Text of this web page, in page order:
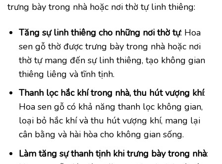
trưng bày trong nhà hoặc nơi thờ tự linh thiêng:
Tăng sự linh thiêng cho những nơi thờ tự: Hoa
sen gỗ thờ được trưng bày trong nhà hoặc nơi
thờ tự mang đến sự linh thiêng, tạo không gian
thiêng liêng và tĩnh tịnh.
Thanh lọc hắc khí trong nhà, thu hút vượng khí:
Hoa sen gỗ có khả năng thanh lọc không gian,
loại bỏ hắc khí và thu hút vượng khí, mang lại
cân bằng và hài hòa cho không gian sống.
Làm tăng sự thanh tịnh khi trưng bày trong nhà: